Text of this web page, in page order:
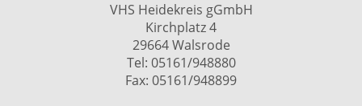
VHS Heidekreis gGmbH
Kirchplatz 4
29664 Walsrode
Tel: 05161/948880
Fax: 05161/948899